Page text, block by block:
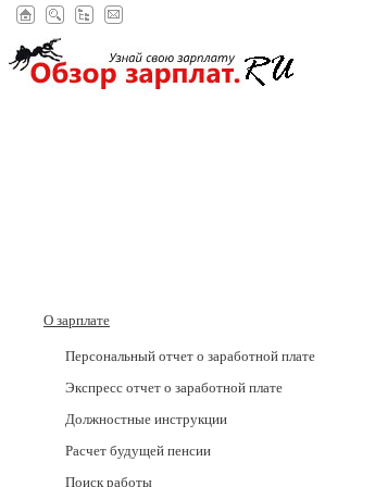
О зарплате
Персональный отчет о заработной плате
Экспресс отчет о заработной плате
Должностные инструкции
Расчет будущей пенсии
Поиск работы